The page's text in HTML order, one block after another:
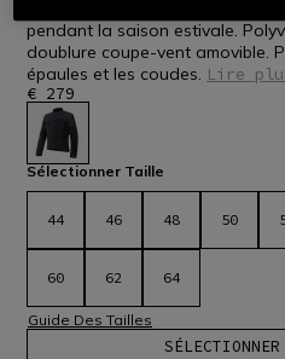
pendant la saison estivale.
doublure coupe-vent amovible.
épaules et les coudes. Lire
€ 279
sélectionné
Sélectionner Taille
44 46 48 50
60 62 64
Guide Des Tailles